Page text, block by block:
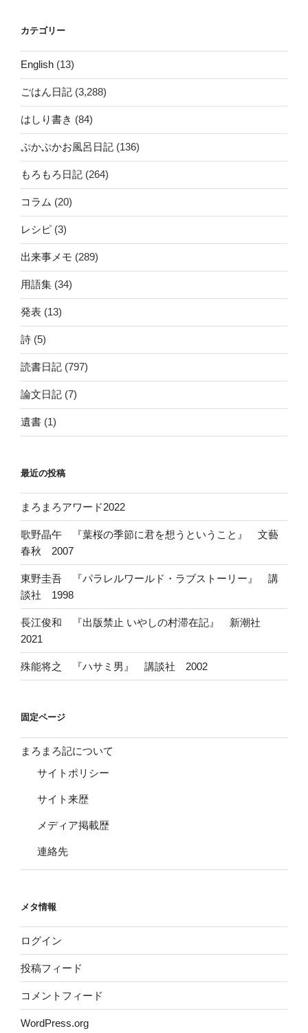
カテゴリー
English (13)
ごはん日記 (3,288)
はしり書き (84)
ぷかぷかお風呂日記 (136)
もろもろ日記 (264)
コラム (20)
レシピ (3)
出来事メモ (289)
用語集 (34)
発表 (13)
詩 (5)
読書日記 (797)
論文日記 (7)
遺書 (1)
最近の投稿
まろまろアワード2022
歌野晶午 『葉桜の季節に君を想うということ』 文藝
春秋 2007
東野圭吾 『パラレルワールド・ラブストーリー』 講
談社 1998
長江俊和 『出版禁止 いやしの村滞在記』 新潮社
2021
殊能将之 『ハサミ男』 講談社 2002
固定ページ
まろまろ記について
サイトポリシー
サイト来歴
メディア掲載歴
連絡先
メタ情報
ログイン
投稿フィード
コメントフィード
WordPress.org